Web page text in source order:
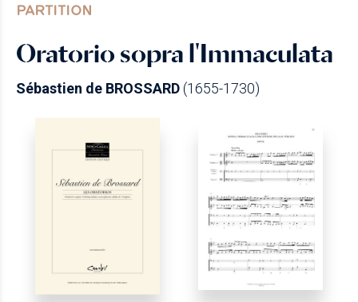
PARTITION
Oratorio sopra l'Immaculata
Sébastien de BROSSARD(1655-1730)